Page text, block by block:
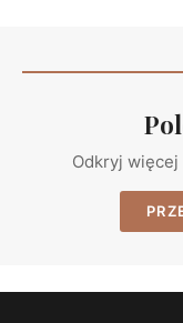
Odkryj